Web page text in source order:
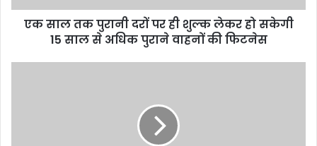
एक साल तक पुरानी दरों पर ही शुल्क लेकर हो सकेगी
15 साल से अधिक पुराने वाहनों की फिटनेस